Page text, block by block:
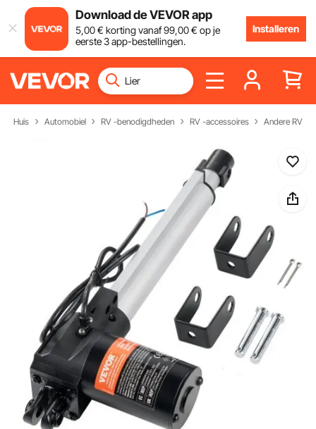
Download de VEVOR app
5,00€ korting vanaf99,00€ op je
eerste 3 app-bestellingen.
Installeren
Huis Automobiel RV -benodigdheden RV -accessoires Andere RV